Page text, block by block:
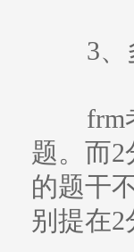
3、
frm
题。而
的题干
别提在2